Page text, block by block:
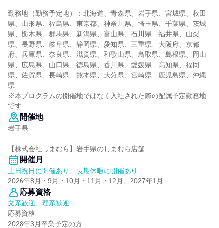
勤務地（勤務予定地）：北海道、青森県、岩手県、宮城県、秋田
県、山形県、福島県、東京都、神奈川県、埼玉県、千葉県、茨城
県、栃木県、群馬県、新潟県、富山県、石川県、福井県、山梨
県、長野県、岐阜県、静岡県、愛知県、三重県、大阪府、京都
府、兵庫県、奈良県、滋賀県、和歌山県、鳥取県、島根県、岡山
県、広島県、山口県、徳島県、香川県、愛媛県、高知県、福岡
県、佐賀県、長崎県、熊本県、大分県、宮崎県、鹿児島県、沖縄
県
※本プログラムの開催地ではなく入社された際の配属予定勤務地
です
開催地
岩手県
【株式会社しまむら】岩手県のしまむら店舗
開催月
土日祝日に開催あり、長期休暇に開催あり
2026年8月・9月・10月・11月・12月、2027年1月
応募資格
文系歓迎、理系歓迎
応募資格
2028年3月卒業予定の方